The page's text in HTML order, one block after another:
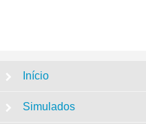
Início
Simulados